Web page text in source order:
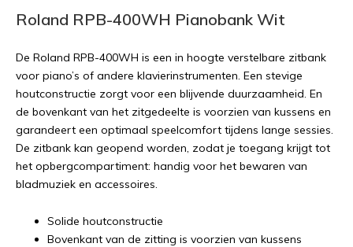
Roland RPB-400WH Pianobank Wit
De Roland RPB-400WH is een in hoogte verstelbare zitbank
voor piano’s of andere klavierinstrumenten. Een stevige
houtconstructie zorgt voor een blijvende duurzaamheid. En
de bovenkant van het zitgedeelte is voorzien van kussens en
garandeert een optimaal speelcomfort tijdens lange sessies.
De zitbank kan geopend worden, zodat je toegang krijgt tot
het opbergcompartiment: handig voor het bewaren van
bladmuziek en accessoires.
Solide houtconstructie
Bovenkant van de zitting is voorzien van kussens